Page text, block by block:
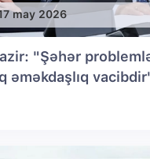
may 2026
"Şəhər
əməkdaşlıq